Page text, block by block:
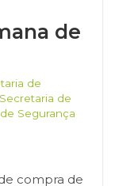
de
de
Secretaria de
Segurança
compra de